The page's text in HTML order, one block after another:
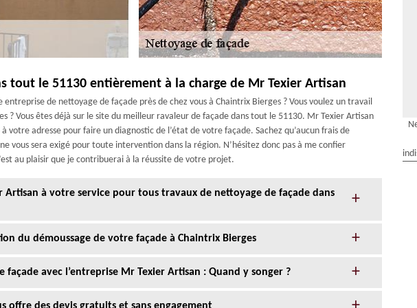
tout le 51130 entièrement à la charge de Mr Texier Artisan
entreprise de nettoyage de façade près de chez vous à Chaintrix Bierges ? Vous voulez un travail
? Vous êtes déjà sur le site du meilleur ravaleur de façade dans tout le 51130. Mr Texier Artisan
votre adresse pour faire un diagnostic de l’état de votre façade. Sachez qu’aucun frais de
vous sera exigé pour toute intervention dans la région. N’hésitez donc pas à me confier
au plaisir que je contribuerai à la réussite de votre projet.
Artisan à votre service pour tous travaux de nettoyage de façade dans
du démoussage de votre façade à Chaintrix Bierges
façade avec l’entreprise Mr Texier Artisan : Quand y songer ?
offre des devis gratuits et sans engagement